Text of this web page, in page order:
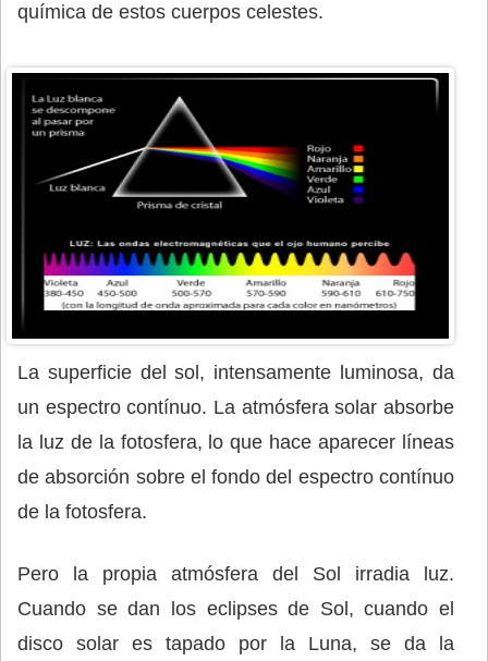
química de estos cuerpos celestes.
La superficie del sol, intensamente luminosa, da
un espectro contínuo. La atmósfera solar absorbe
la luz de la fotosfera, lo que hace aparecer líneas
de absorción sobre el fondo del espectro contínuo
de la fotosfera.
Pero la propia atmósfera del Sol irradia luz.
Cuando se dan los eclipses de Sol, cuando el
disco solar es tapado por la Luna, se da la